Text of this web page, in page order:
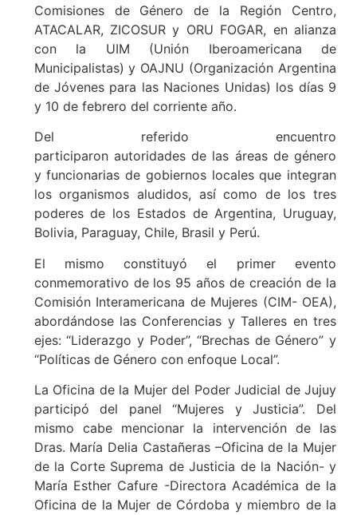
Comisiones de Género de la Región Centro,
ATACALAR, ZICOSUR y ORU FOGAR, en alianza
con la UIM (Unión Iberoamericana de
Municipalistas) y OAJNU (Organización Argentina
de Jóvenes para las Naciones Unidas) los días 9
y 10 de febrero del corriente año.
Del referido encuentro
participaron autoridades de las áreas de género
y funcionarias de gobiernos locales que integran
los organismos aludidos, así como de los tres
poderes de los Estados de Argentina, Uruguay,
Bolivia, Paraguay, Chile, Brasil y Perú.
El mismo constituyó el primer evento
conmemorativo de los 95 años de creación de la
Comisión Interamericana de Mujeres (CIM- OEA),
abordándose las Conferencias y Talleres en tres
ejes: “Liderazgo y Poder”, “Brechas de Género” y
“Políticas de Género con enfoque Local”.
La Oficina de la Mujer del Poder Judicial de Jujuy
participó del panel “Mujeres y Justicia”. Del
mismo cabe mencionar la intervención de las
Dras. María Delia Castañeras –Oficina de la Mujer
de la Corte Suprema de Justicia de la Nación- y
María Esther Cafure -Directora Académica de la
Oficina de la Mujer de Córdoba y miembro de la